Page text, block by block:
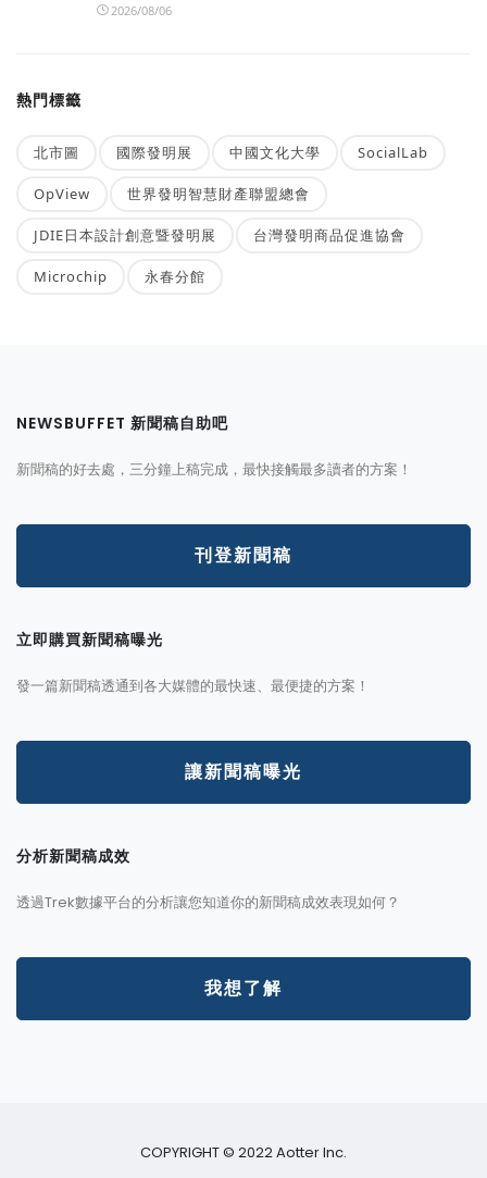
2026/08/06
熱門標籤
北市圖 國際發明展 中國文化大學 SocialLab
OpView 世界發明智慧財產聯盟總會
JDIE日本設計創意暨發明展 台灣發明商品促進協會
Microchip 永春分館
NEWSBUFFET 新聞稿自助吧
新聞稿的好去處，三分鐘上稿完成，最快接觸最多讀者的方案！
刊登新聞稿
立即購買新聞稿曝光
發一篇新聞稿透通到各大媒體的最快速、最便捷的方案！
讓新聞稿曝光
分析新聞稿成效
透過Trek數據平台的分析讓您知道你的新聞稿成效表現如何？
我想了解
COPYRIGHT © 2022 Aotter Inc.